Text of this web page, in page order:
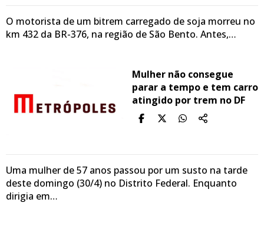
O motorista de um bitrem carregado de soja morreu no
km 432 da BR-376, na região de São Bento. Antes,…
Mulher não consegue
parar a tempo e tem carro
atingido por trem no DF
Uma mulher de 57 anos passou por um susto na tarde
deste domingo (30/4) no Distrito Federal. Enquanto
dirigia em…